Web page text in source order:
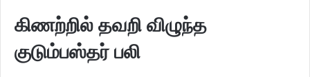
கிணற்றில் தவறி விழுந்த
குடும்பஸ்தர் பலி